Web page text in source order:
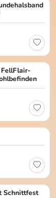
Schnittfest